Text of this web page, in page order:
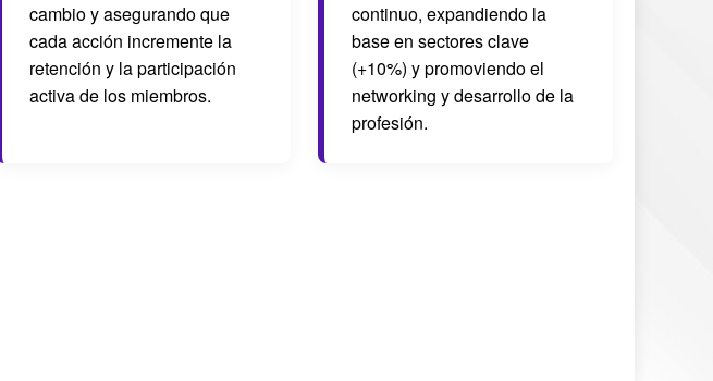
cambio y asegurando que
cada acción incremente la
retención y la participación
activa de los miembros.
continuo, expandiendo la
base en sectores clave
(+10%) y promoviendo el
networking y desarrollo de la
profesión.